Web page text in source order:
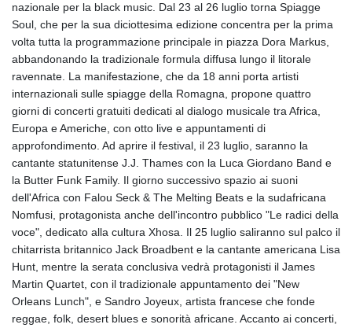
nazionale per la black music. Dal 23 al 26 luglio torna Spiagge
Soul, che per la sua diciottesima edizione concentra per la prima
volta tutta la programmazione principale in piazza Dora Markus,
abbandonando la tradizionale formula diffusa lungo il litorale
ravennate. La manifestazione, che da 18 anni porta artisti
internazionali sulle spiagge della Romagna, propone quattro
giorni di concerti gratuiti dedicati al dialogo musicale tra Africa,
Europa e Americhe, con otto live e appuntamenti di
approfondimento. Ad aprire il festival, il 23 luglio, saranno la
cantante statunitense J.J. Thames con la Luca Giordano Band e
la Butter Funk Family. Il giorno successivo spazio ai suoni
dell'Africa con Falou Seck & The Melting Beats e la sudafricana
Nomfusi, protagonista anche dell'incontro pubblico "Le radici della
voce", dedicato alla cultura Xhosa. Il 25 luglio saliranno sul palco il
chitarrista britannico Jack Broadbent e la cantante americana Lisa
Hunt, mentre la serata conclusiva vedrà protagonisti il James
Martin Quartet, con il tradizionale appuntamento dei "New
Orleans Lunch", e Sandro Joyeux, artista francese che fonde
reggae, folk, desert blues e sonorità africane. Accanto ai concerti,